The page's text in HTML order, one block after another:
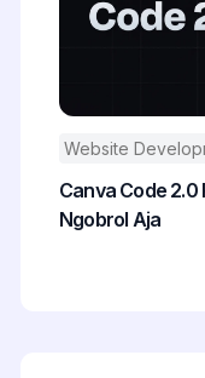
Website
Canva Code 2.0
Ngobrol Aja